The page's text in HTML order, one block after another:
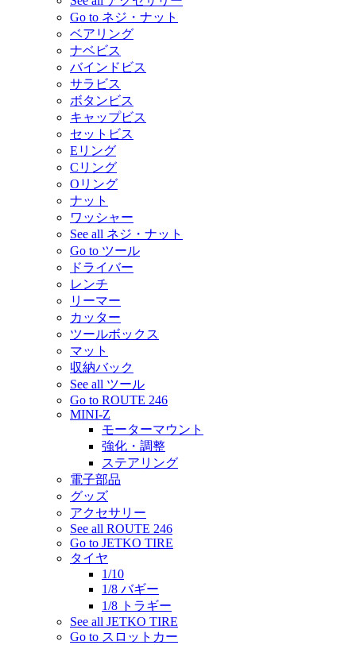
Go to ネジ・ナット
ベアリング
ナベビス
バインドビス
サラビス
ボタンビス
キャップビス
セットビス
Eリング
Cリング
Oリング
ナット
ワッシャー
See all ネジ・ナット
Go to ツール
ドライバー
レンチ
リーマー
カッター
ツールボックス
マット
収納バック
See all ツール
Go to ROUTE 246
MINI-Z
モーターマウント
強化・調整
ステアリング
電子部品
グッズ
アクセサリー
See all ROUTE 246
Go to JETKO TIRE
タイヤ
1/10
1/8 バギー
1/8 トラギー
See all JETKO TIRE
Go to スロットカー